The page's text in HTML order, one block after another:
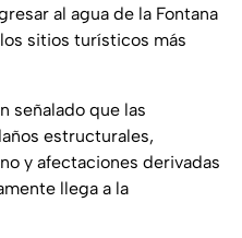
al agua de la Fontana
sitios turísticos más
señalado que las
estructurales,
y afectaciones derivadas
llega a la